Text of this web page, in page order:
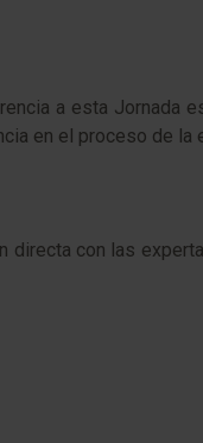
a esta Jornada
en el proceso de la
directa con las